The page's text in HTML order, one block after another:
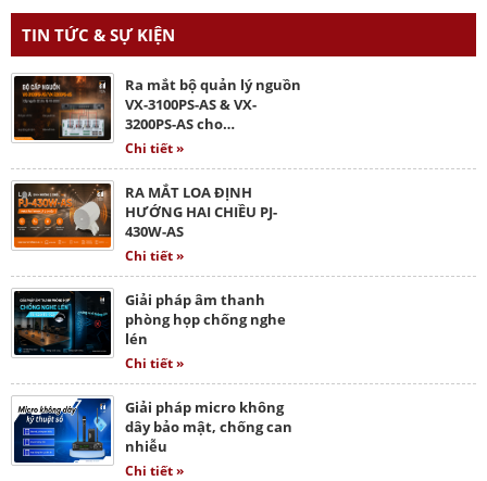
TIN TỨC & SỰ KIỆN
Ra mắt bộ quản lý nguồn
VX-3100PS-AS & VX-
3200PS-AS cho…
Chi tiết »
RA MẮT LOA ĐỊNH
HƯỚNG HAI CHIỀU PJ-
430W-AS
Chi tiết »
Giải pháp âm thanh
phòng họp chống nghe
lén
Chi tiết »
Giải pháp micro không
dây bảo mật, chống can
nhiễu
Chi tiết »